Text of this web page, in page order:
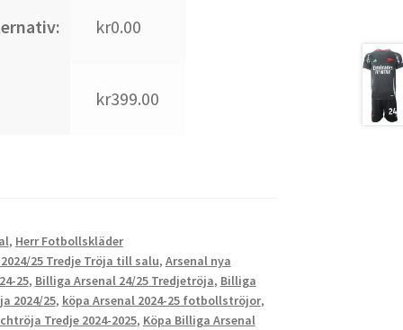
kr0.00
kr399.00
, Herr Fotbollskläder
25 Tredje Tröja till salu, Arsenal nya
25, Billiga Arsenal 24/25 Tredjetröja, Billiga
2024/25, köpa Arsenal 2024-25 fotbollströjor,
Tredje 2024-2025, Köpa Billiga Arsenal